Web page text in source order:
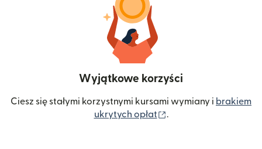
Wyjątkowe korzyści
Ciesz się stałymi korzystnymi kursami wymiany i brakiem
ukrytych opłat
.